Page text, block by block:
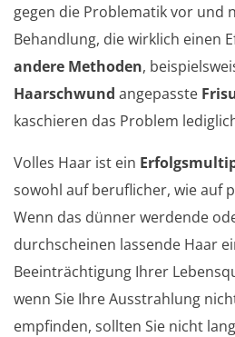
gegen die Problematik vor und
Behandlung, die wirklich einen
andere Methoden,
Haarschwund angepasste
kaschieren das Problem
Volles Haar ist ein
sowohl auf beruflicher, wie auf
Wenn das dünner werdende
durchscheinen lassende Haar
Beeinträchtigung Ihrer
wenn Sie Ihre Ausstrahlung
empfinden, sollten Sie nicht